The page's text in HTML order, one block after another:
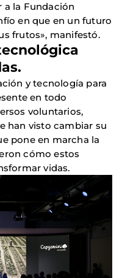
a la Fundación
en que en un futuro
frutos», manifestó.
y tecnología para
en todo
voluntarios,
han visto cambiar su
pone en marcha la
cómo estos
vidas.